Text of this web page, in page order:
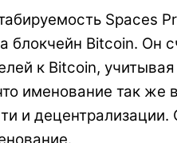
Spaces
блокчейн Bitcoin. Он
к Bitcoin,
именование так
и